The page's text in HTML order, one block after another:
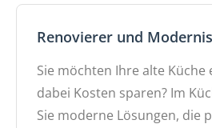
Renovierer und
Sie möchten Ihre alte Küche
dabei Kosten sparen? Im
Sie moderne Lösungen, die